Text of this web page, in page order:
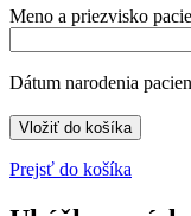
Meno a priezvisko
Dátum narodenia
Prejsť do košíka